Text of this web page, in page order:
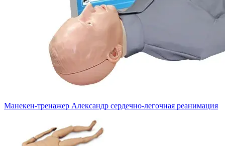
Манекен-тренажер Александр сердечно-легочная реанимация